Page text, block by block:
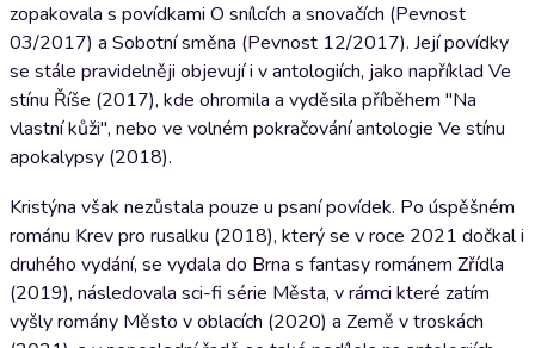
zopakovala s povídkami O snílcích a snovačích (Pevnost
03/2017) a Sobotní směna (Pevnost 12/2017). Její povídky
se stále pravidelněji objevují i v antologiích, jako například Ve
stínu Říše (2017), kde ohromila a vyděsila příběhem "Na
vlastní kůži", nebo ve volném pokračování antologie Ve stínu
apokalypsy (2018).
Kristýna však nezůstala pouze u psaní povídek. Po úspěšném
románu Krev pro rusalku (2018), který se v roce 2021 dočkal i
druhého vydání, se vydala do Brna s fantasy románem Zřídla
(2019), následovala sci-fi série Města, v rámci které zatím
vyšly romány Město v oblacích (2020) a Země v troskách